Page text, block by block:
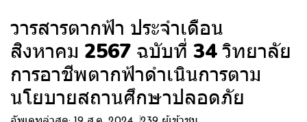
วารสารตากฟ้า ประจำเดือน
สิงหาคม 2567 ฉบับที่ 34 วิทยาลัย
การอาชีพตากฟ้าดำเนินการตาม
นโยบายสถานศึกษาปลอดภัย